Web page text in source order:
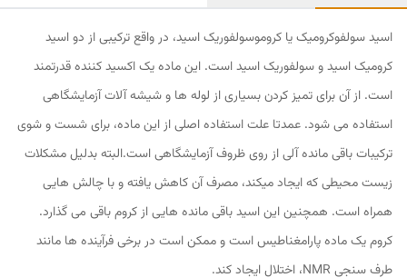
اسید سولفوکرومیک یا کروموسولفوریک اسید، در واقع ترکیبی از دو اسید
کرومیک اسید و سولفوریک اسید است. این ماده یک اکسید کننده قدرتمند
است. از آن برای تمیز کردن بسیاری از لوله ها و شیشه آلات آزمایشگاهی
استفاده می شود. عمدتا علت استفاده اصلی از این ماده، برای شست و شوی
ترکیبات باقی مانده آلی از روی ظروف آزمایشگاهی است.البته بدلیل مشکلات
زیست محیطی که ایجاد میکند، مصرف آن کاهش یافته و با چالش هایی
همراه است. همچنین این اسید باقی مانده هایی از کروم باقی می گذارد.
کروم یک ماده پارامغناطیس است و ممکن است در برخی فرآینده ها مانند
طرف سنجی NMR، اختلال ایجاد کند.